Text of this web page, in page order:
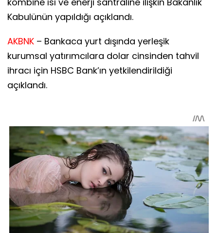
Kabulünün yapıldığı açıklandı.
AKBNK – Bankaca yurt dışında yerleşik
kurumsal yatırımcılara dolar cinsinden tahvil
ihracı için HSBC Bank’ın yetkilendirildiği
açıklandı.